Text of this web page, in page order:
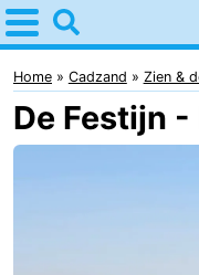
Home
Cadzand
Tips
Home Cadzand Zien &
De Festijn